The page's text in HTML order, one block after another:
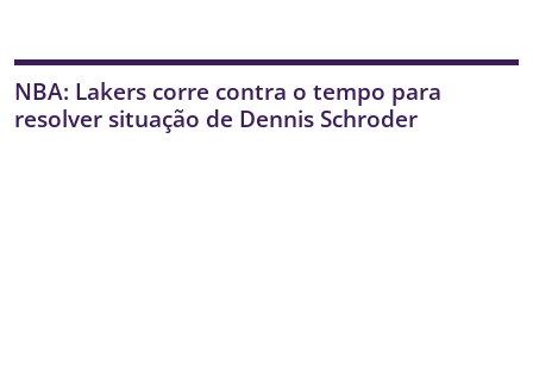
NBA: Lakers corre contra o tempo para
resolver situação de Dennis Schroder